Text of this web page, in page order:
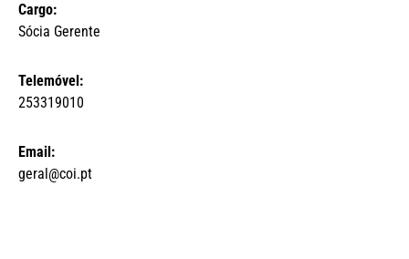
Cargo:
Sócia Gerente
Telemóvel:
253319010
Email:
geral@coi.pt